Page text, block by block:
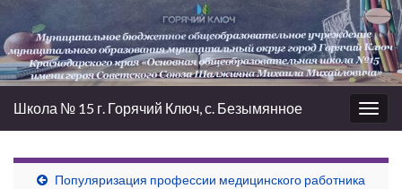
Вкл/
выкл
Школа № 15 г. Горячий Ключ, с. Безымянное
Популяризация профессии медицинского работника